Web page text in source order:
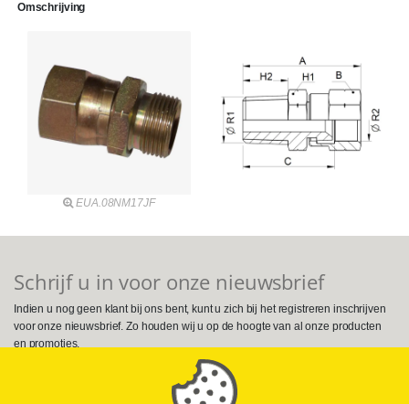
Omschrijving
EUA.08NM17JF
Schrijf u in voor onze nieuwsbrief
Indien u nog geen klant bij ons bent, kunt u zich bij het registreren inschrijven
voor onze nieuwsbrief. Zo houden wij u op de hoogte van al onze producten
en promoties.
Volg ons op Social Media